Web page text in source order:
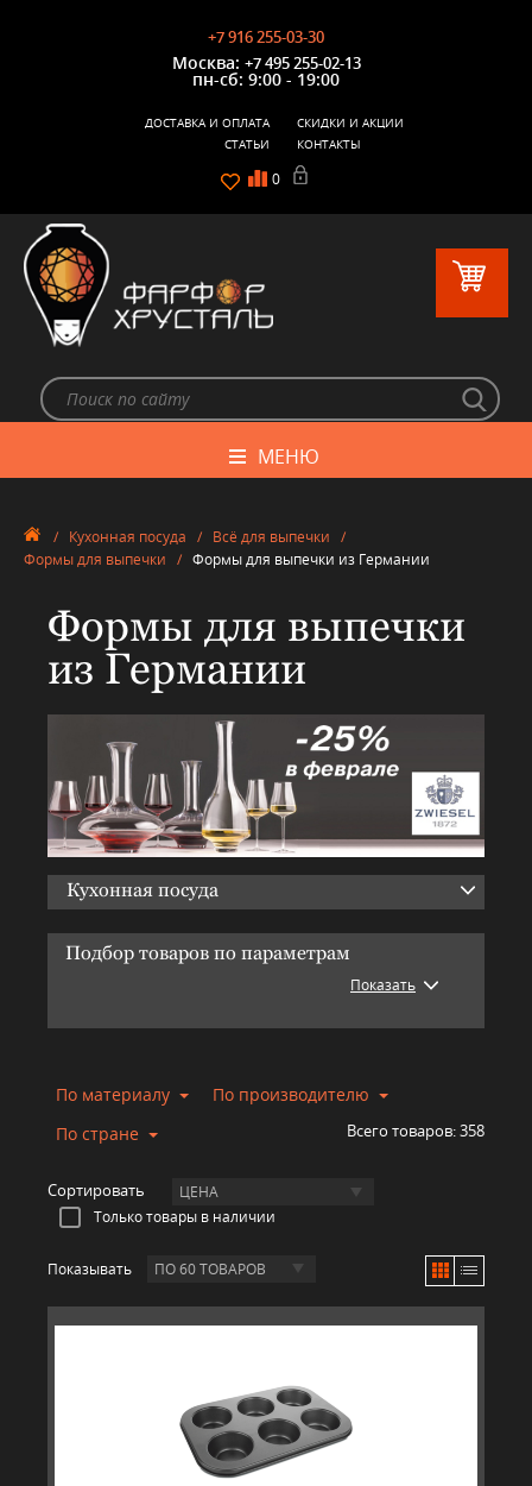
+7 916 255-03-30
Москва: +7 495 255-02-13
пн-сб: 9:00 - 19:00
0
ДОСТАВКА И ОПЛАТА
СКИДКИ И АКЦИИ
СТАТЬИ
КОНТАКТЫ
МЕНЮ
/ Кухонная посуда / Всё для выпечки /
Формы для выпечки / Формы для выпечки из Германии
Формы для выпечки
из Германии
Кухонная посуда
Подбор товаров по параметрам
Показать
По материалу
По производителю
По стране
Всего товаров:358
Сортировать ЦЕНА
Только товары в наличии
Показывать ПО 60 ТОВАРОВ